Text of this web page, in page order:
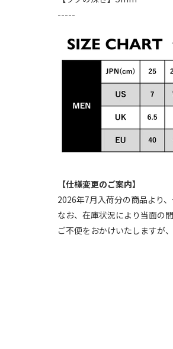
-----
【仕様変更のご案内】
2026年7月入荷分の商品より
なお、在庫状況により当面の
ご不便をおかけいたしますが